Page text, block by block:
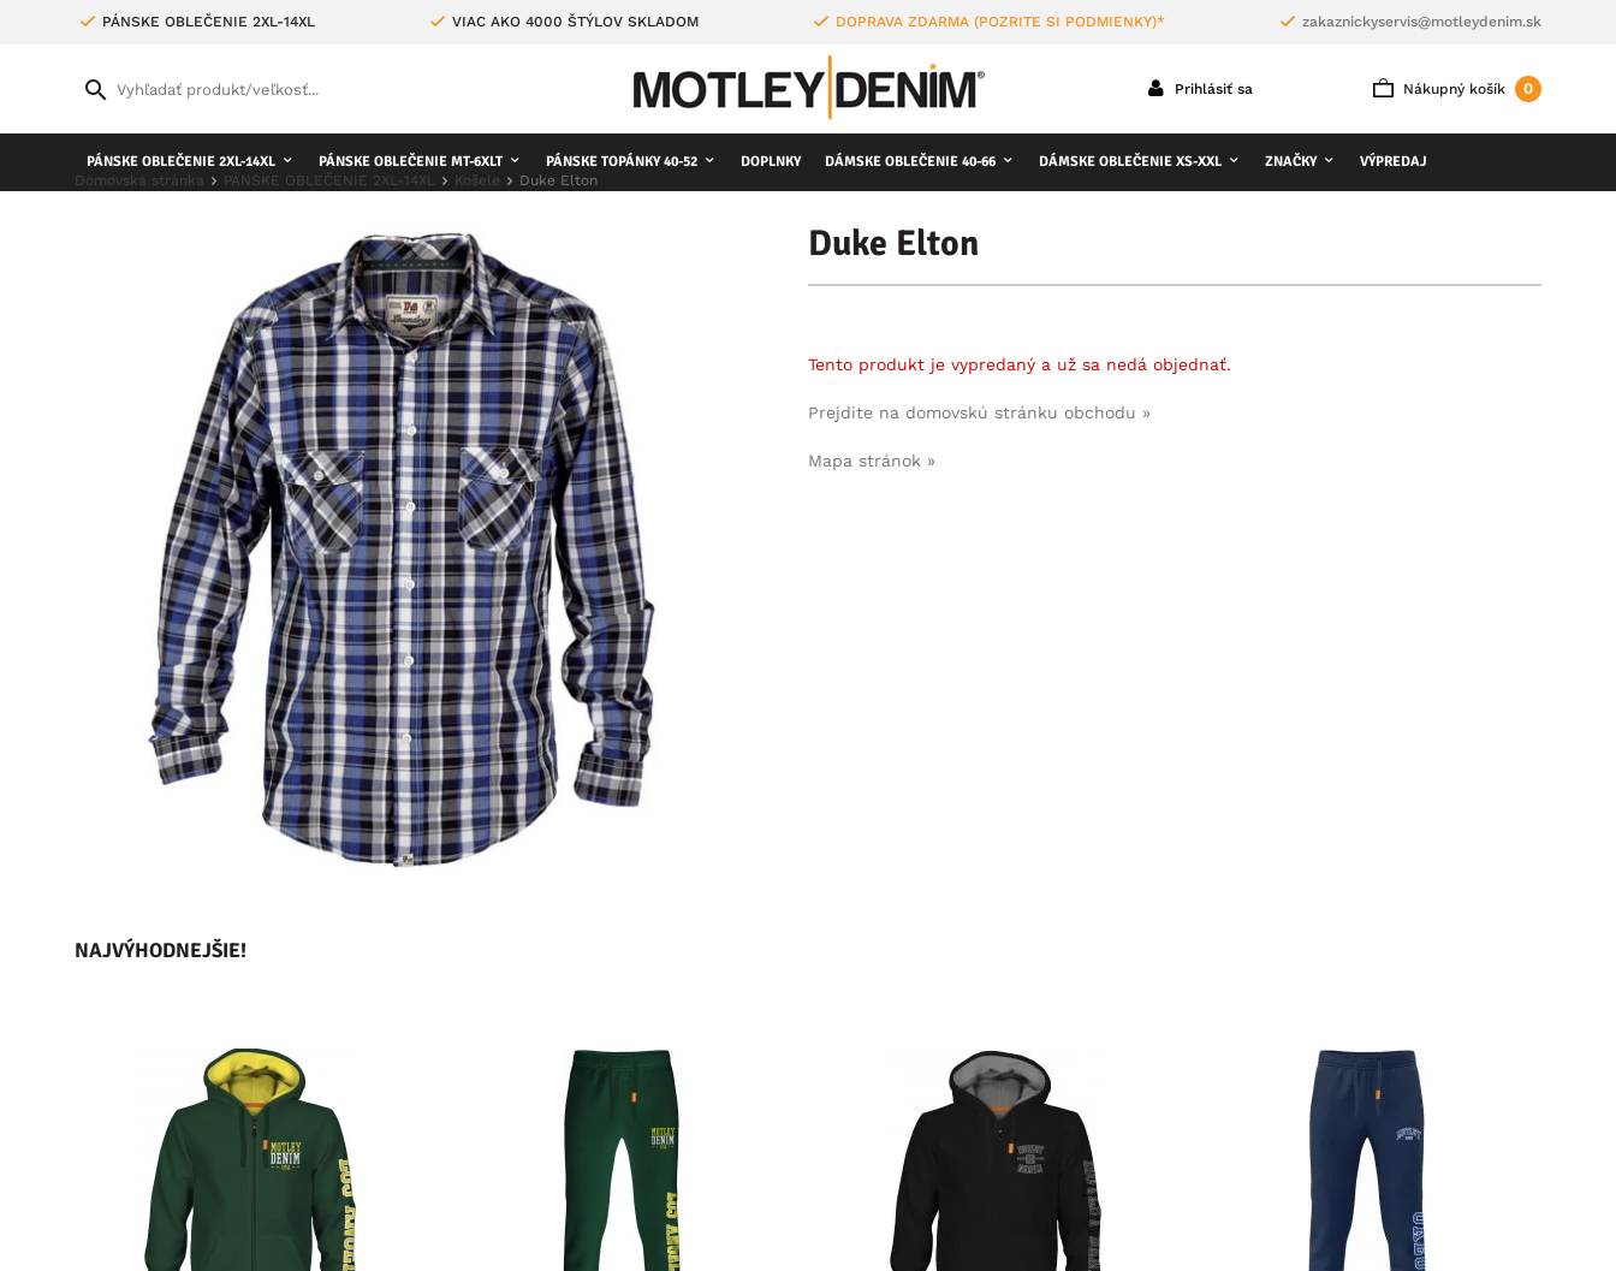
PÁNSKE OBLEČENIE 2XL-14XL VIAC AKO 4000 ŠTÝLOV SKLADOM DOPRAVA ZDARMA (POZRITE SI PODMIENKY)* zakaznickyservis@motleydenim.sk
Nákupný košík 0
Prihlásiť sa
PÁNSKE OBLEČENIE 2XL-14XL PÁNSKE OBLEČENIE MT-6XLT PÁNSKE TOPÁNKY 40-52 DOPLNKY DÁMSKE OBLEČENIE 40-66 DÁMSKE OBLEČENIE XS-XXL ZNAČKY VÝPREDAJ
Domovská stránka PÁNSKE OBLEČENIE 2XL-14XL Košele Duke Elton
Duke Elton
Tento produkt je vypredaný a už sa nedá objednať.
Prejdite na domovskú stránku obchodu »
Mapa stránok »
NAJVÝHODNEJŠIE!